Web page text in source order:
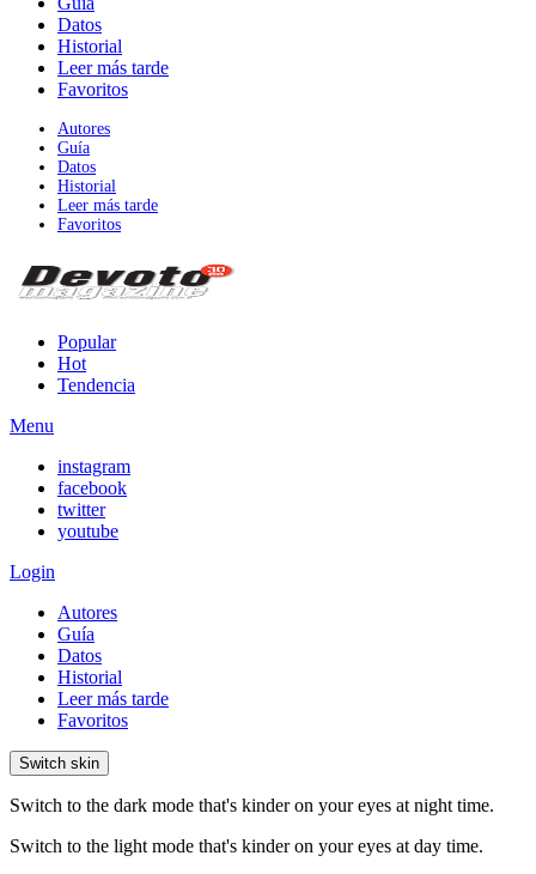
Datos
Historial
Leer más tarde
Favoritos
Autores
Guía
Datos
Historial
Leer más tarde
Favoritos
Popular
Hot
Tendencia
Menu
instagram
facebook
twitter
youtube
Login
Autores
Guía
Datos
Historial
Leer más tarde
Favoritos
Switch skin
Switch to the dark mode that's kinder on your eyes at night time.
Switch to the light mode that's kinder on your eyes at day time.